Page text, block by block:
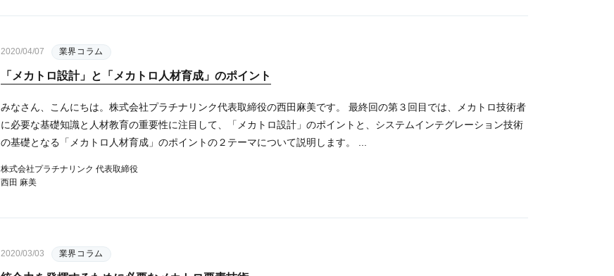
2020/04/07 業界コラム
「メカトロ設計」と「メカトロ人材育成」のポイント
みなさん、こんにちは。株式会社プラチナリンク代表取締役の西田麻美です。 最終回の第３回目では、メカトロ技術者
に必要な基礎知識と人材教育の重要性に注目して、「メカトロ設計」のポイントと、システムインテグレーション技術
の基礎となる「メカトロ人材育成」のポイントの２テーマについて説明します。 ...
株式会社プラチナリンク 代表取締役
西田 麻美
2020/03/03 業界コラム